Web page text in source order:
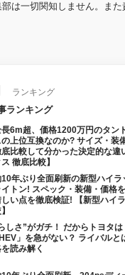
は一切関知しません。また
ランキング
ランキング
6m超、価格1200万円のタン
の上位互換なのか? サイズ・装
比較して分かった決定的な違
徹底比較】
年ぶり全面刷新の新型ハイラ
イトン! スペック・装備・価格
い点を徹底検証! 【新型ハイ
しさ”がガチ！ だからトヨタ
」を急がない？ ライバルと
読み解く